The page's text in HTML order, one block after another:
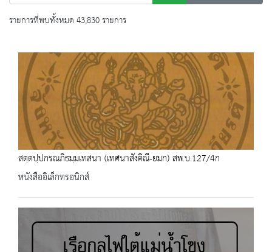
รายการที่พบทั้งหมด 43,830 รายการ
สตฺตปฺปกรณภิธมฺมเทสนา (เทศนาสังคิณี-ยมก) สพ.บ.127/4ก
หนังสืออิเล็กทรอนิกส์